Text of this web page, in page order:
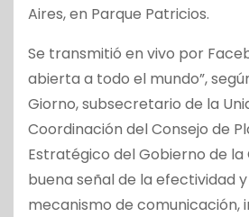
Aires, en Parque Patricios.
Se transmitió en vivo por
abierta a todo el mundo”,
Giorno, subsecretario de la
Coordinación del Consejo de
Estratégico del Gobierno de la
buena señal de la efectividad
mecanismo de comunicación,